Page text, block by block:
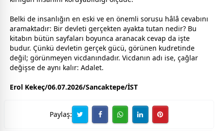
Belki de insanlığın en eski ve en önemli sorusu hâlâ cevabını
aramaktadır: Bir devleti gerçekten ayakta tutan nedir? Bu
kitabın bütün sayfaları boyunca aranacak cevap da işte
budur. Çünkü devletin gerçek gücü, görünen kudretinde
değil; görünmeyen vicdanındadır. Vicdanın adı ise, çağlar
değişse de aynı kalır: Adalet.
Erol Kekeç/06.07.2026/Sancaktepe/İST
Paylaş: